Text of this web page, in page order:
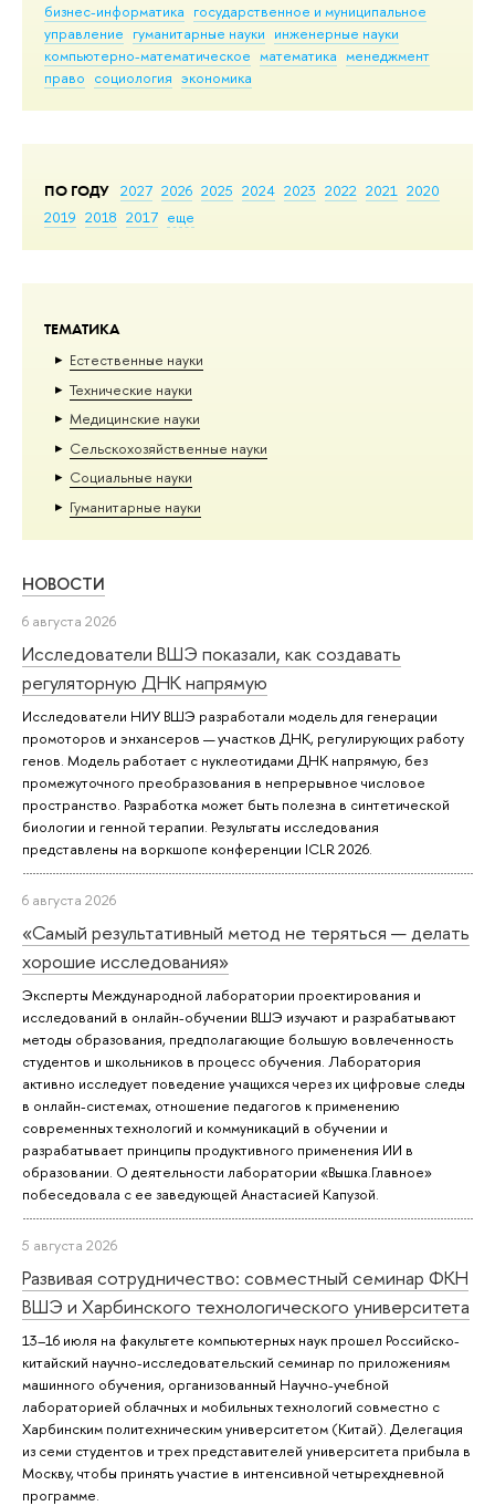
бизнес-информатика государственное и муниципальное
управление гуманитарные науки инженерные науки
компьютерно-математическое математика менеджмент
право социология экономика
ПО ГОДУ 2027 2026 2025 2024 2023 2022 2021 2020
2019 2018 2017 еще
ТЕМАТИКА
Естественные науки
Тех­ничес­кие науки
Медицинские науки
Сельскохозяйственные науки
Социальные науки
Гуманитарные науки
НОВОСТИ
6 августа 2026
Исследователи ВШЭ показали, как создавать
регуляторную ДНК напрямую
Исследователи НИУ ВШЭ разработали модель для генерации
промоторов и энхансеров — участков ДНК, регулирующих работу
генов. Модель работает с нуклеотидами ДНК напрямую, без
промежуточного преобразования в непрерывное числовое
пространство. Разработка может быть полезна в синтетической
биологии и генной терапии. Результаты исследования
представлены на воркшопе конференции ICLR 2026.
6 августа 2026
«Самый результативный метод не теряться — делать
хорошие исследования»
Эксперты Международной лаборатории проектирования и
исследований в онлайн-обучении ВШЭ изучают и разрабатывают
методы образования, предполагающие большую вовлеченность
студентов и школьников в процесс обучения. Лаборатория
активно исследует поведение учащихся через их цифровые следы
в онлайн-системах, отношение педагогов к применению
современных технологий и коммуникаций в обучении и
разрабатывает принципы продуктивного применения ИИ в
образовании. О деятельности лаборатории «Вышка.Главное»
побеседовала с ее заведующей Анастасией Капузой.
5 августа 2026
Развивая сотрудничество: совместный семинар ФКН
ВШЭ и Харбинского технологического университета
13–16 июля на факультете компьютерных наук прошел Российско-
китайский научно-исследовательский семинар по приложениям
машинного обучения, организованный Научно-учебной
лабораторией облачных и мобильных технологий совместно с
Харбинским политехническим университетом (Китай). Делегация
из семи студентов и трех представителей университета прибыла в
Москву, чтобы принять участие в интенсивной четырехдневной
программе.